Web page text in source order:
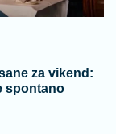
za vikend:
spontano